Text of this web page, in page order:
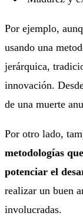
Por ejemplo,
usando una
jerárquica,
innovación.
de una muerte
Por otro lado,
metodologías
potenciar el
realizar un buen
involucradas.